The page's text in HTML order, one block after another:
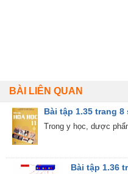
BÀI LIÊN QUAN
Bài tập 1.35 trang
Trong y học, dược
Bài tập 1.36